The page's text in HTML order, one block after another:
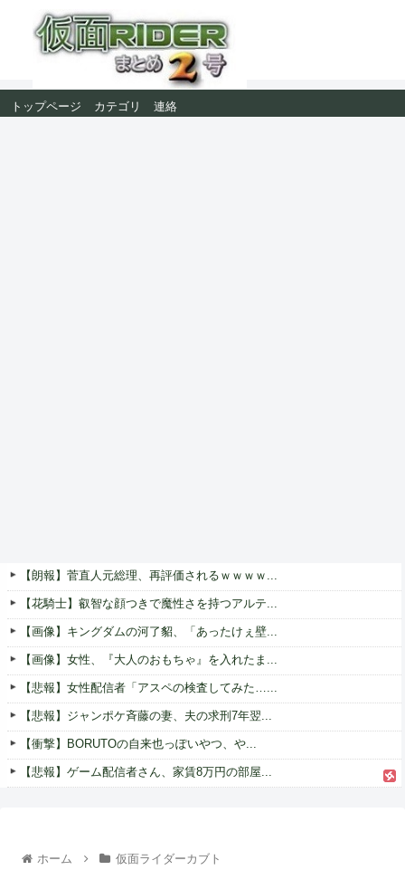
トップページ カテゴリ 連絡
【朗報】菅直人元総理、再評価されるｗｗｗｗ...
【花騎士】叡智な顔つきで魔性さを持つアルテ...
【画像】キングダムの河了貂、「あったけぇ壁...
【画像】女性、『大人のおもちゃ』を入れたま...
【悲報】女性配信者「アスペの検査してみた…...
【悲報】ジャンポケ斉藤の妻、夫の求刑7年翌...
【衝撃】BORUTOの自来也っぽいやつ、や...
【悲報】ゲーム配信者さん、家賃8万円の部屋...
ホーム 仮面ライダーカブト